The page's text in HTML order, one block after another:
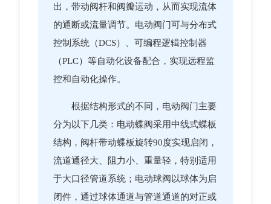
出，带动阀杆和阀瓣运动，从而实现流体
的通断或流量调节。电动阀门可与分布式
控制系统（DCS）、可编程逻辑控制器
（PLC）等自动化设备配合，实现远程监
控和自动化操作。
根据结构形式的不同，电动阀门主要
分为以下几类：电动蝶阀采用中线式蝶板
结构，阀杆带动蝶板旋转90度实现启闭，
流道通径大、阻力小、重量轻，特别适用
于大口径管道系统；电动球阀以球体为启
闭件，通过球体通道与管道通道的对正或